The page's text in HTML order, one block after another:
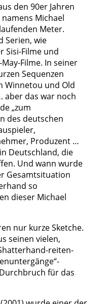
den 90er Jahren
Michael
Meter.
Serien, wie
Sisi-Filme und
Filme. In seiner
Sequenzen
Winnetou und Old
aber das war noch
„zum
des deutschen
Produzent …
Deutschland, die
Und wann wurde
Gesamtsituation
so
dieser Michael
nur kurze Sketche.
seinen vielen,
reiten-
für das